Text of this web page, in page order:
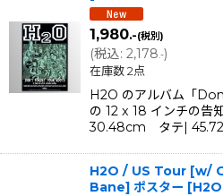
1,980.-(税別)
(税込: 2,178.-)
在庫数 2点
H2O のアルバム「
の 12 x 18 インチの告
30.48cm タテ|
H2O / US Tour [w/
Bane] ポスター [